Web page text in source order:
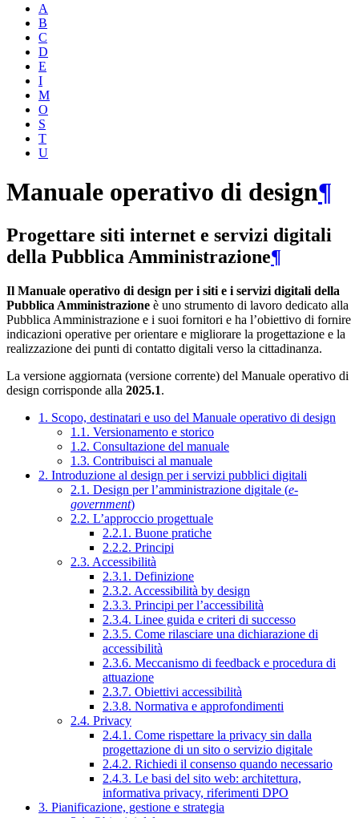
A
B
C
D
E
I
M
O
S
T
U
Manuale operativo di design¶
Progettare siti internet e servizi digitali
della Pubblica Amministrazione¶
Il Manuale operativo di design per i siti e i servizi digitali della
Pubblica Amministrazione è uno strumento di lavoro dedicato alla
Pubblica Amministrazione e i suoi fornitori e ha l’obiettivo di fornire
indicazioni operative per orientare e migliorare la progettazione e la
realizzazione dei punti di contatto digitali verso la cittadinanza.
La versione aggiornata (versione corrente) del Manuale operativo di
design corrisponde alla 2025.1.
1. Scopo, destinatari e uso del Manuale operativo di design
1.1. Versionamento e storico
1.2. Consultazione del manuale
1.3. Contribuisci al manuale
2. Introduzione al design per i servizi pubblici digitali
2.1. Design per l’amministrazione digitale (e-
government)
2.2. L’approccio progettuale
2.2.1. Buone pratiche
2.2.2. Principi
2.3. Accessibilità
2.3.1. Definizione
2.3.2. Accessibilità by design
2.3.3. Principi per l’accessibilità
2.3.4. Linee guida e criteri di successo
2.3.5. Come rilasciare una dichiarazione di
accessibilità
2.3.6. Meccanismo di feedback e procedura di
attuazione
2.3.7. Obiettivi accessibilità
2.3.8. Normativa e approfondimenti
2.4. Privacy
2.4.1. Come rispettare la privacy sin dalla
progettazione di un sito o servizio digitale
2.4.2. Richiedi il consenso quando necessario
2.4.3. Le basi del sito web: architettura,
informativa privacy, riferimenti DPO
3. Pianificazione, gestione e strategia